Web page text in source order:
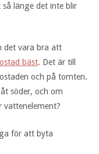
länge det inte blir
det vara bra att
bäst. Det är till
och på tomten.
söder, och om
vattenelement?
för att byta